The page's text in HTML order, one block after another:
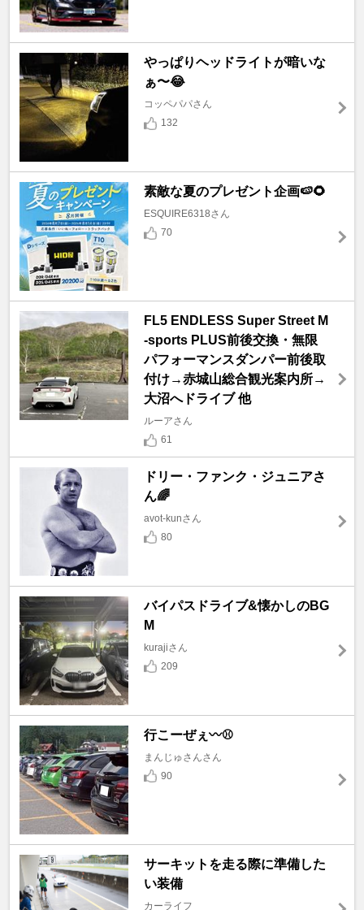
やっぱりヘッドライトが暗いな
ぁ〜😂
コッペパパさん
132
素敵な夏のプレゼント企画🍉🌻
ESQUIRE6318さん
70
FL5 ENDLESS Super Street M
-sports PLUS前後交換・無限
パフォーマンスダンパー前後取
付け→赤城山総合観光案内所→
大沼へドライブ 他
ルーアさん
61
ドリー・ファンク・ジュニアさ
ん🌈
avot-kunさん
80
バイパスドライブ&懐かしのBG
M
kurajiさん
209
行こーぜぇ〰️⚾
まんじゅさんさん
90
サーキットを走る際に準備した
い装備
カーライフ